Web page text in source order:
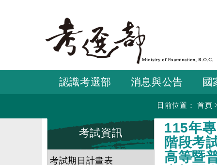
要
容
認識考選部 消息與公告 國
目前位置： 首頁
考試資訊
考試期日計畫表
:::
115年
階段考
高等暨